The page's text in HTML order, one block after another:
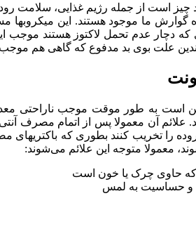
چیز است از جمله رژیم غذایی، سلامت
گوارش ما موجود هستند. این
که دچار عدم تحمل لاکتوز هستند
علت بوی بد مدفوع که گاهی هم
است به طور موقت موجب ناراحتی معده
علائم آن معمولا پس از اتمام مصرف
روده را تخریب کنند بطوری که
معمولا متوجه این علائم می‌شوند:
که حاوی چرک یا خون است
و حساسیت به لمس